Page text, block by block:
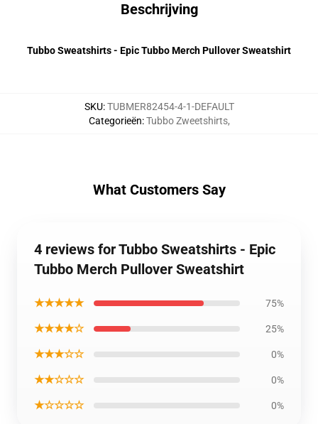
Beschrijving
Tubbo Sweatshirts - Epic Tubbo Merch Pullover Sweatshirt
SKU:TUBMER82454-4-1-DEFAULT
Categorieën:Tubbo Zweetshirts,
What Customers Say
4 reviews for Tubbo Sweatshirts - Epic
Tubbo Merch Pullover Sweatshirt
★★★★★ 75%
★★★★☆ 25%
★★★☆☆ 0%
★★☆☆☆ 0%
★☆☆☆☆ 0%